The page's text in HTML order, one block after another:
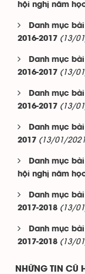
hội nghị năm
Danh mục
2016-2017 (13/
Danh mục
2016-2017 (13/
Danh mục
2016-2017 (13/
Danh mục
2017 (13/01/
Danh mục
hội nghị năm
Danh mục
2017-2018 (13/
Danh mục
2017-2018 (13/
NHỮNG TIN CŨ